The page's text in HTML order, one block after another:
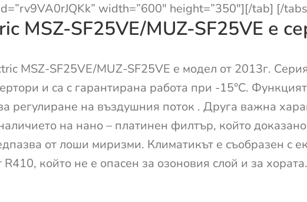
width=”600″ height=”350″][/tab] [/
MSZ-SF25VE/MUZ-SF25VE е
MSZ-SF25VE/MUZ-SF25VE е модел от 2013г.
и са с гарантирана работа при -15°C.
регулиране на въздушния поток . Друга важна
на нано – платинен филтър, който
от лоши миризми. Климатикът е съобразен с
който не е опасен за озоновия слой и за хората.